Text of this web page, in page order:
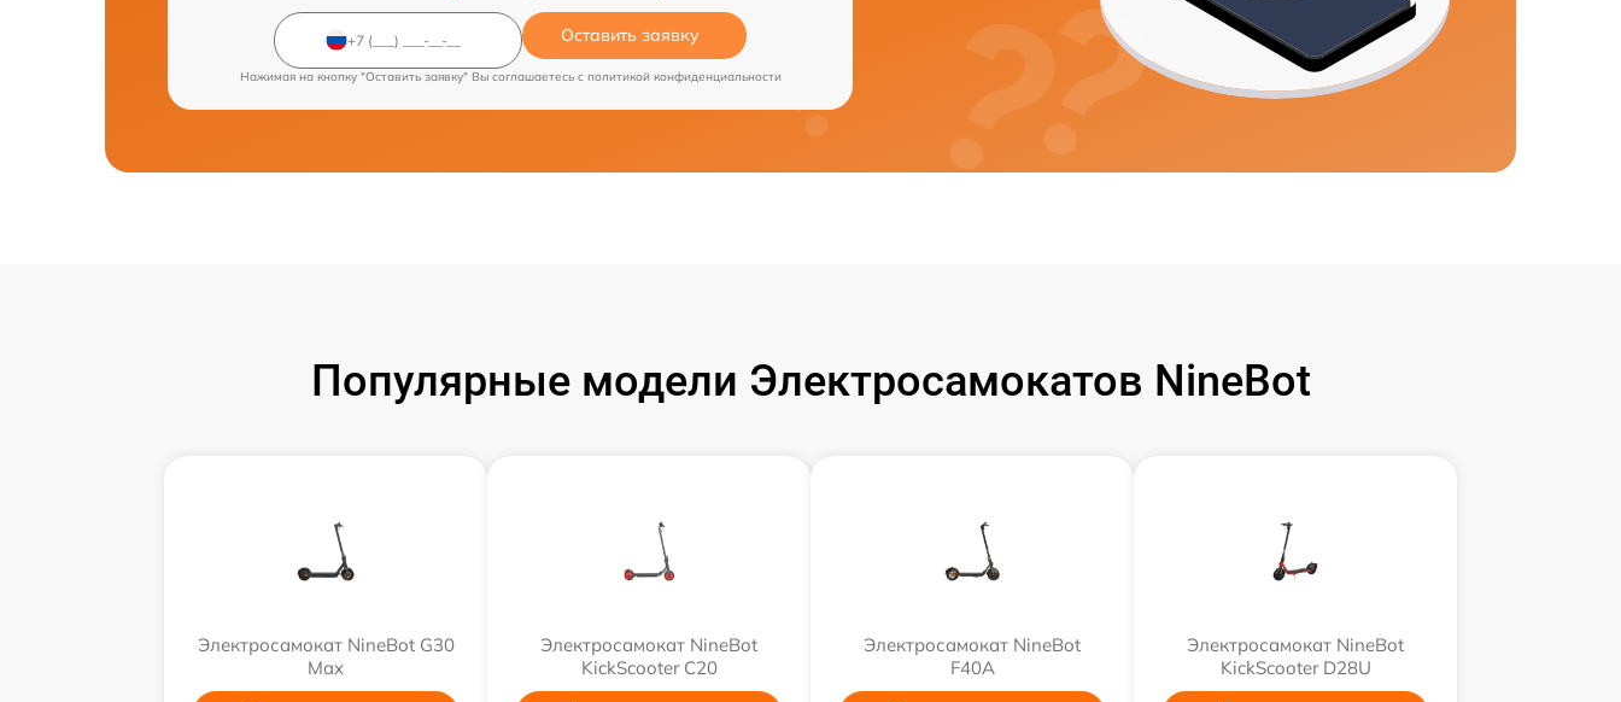
Оставить заявку
Нажимая на кнопку "Оставить заявку" Вы соглашаетесь c политикой конфиденциальности
Популярные модели Электросамокатов NineBot
Электросамокат NineBot G30
Max
Электросамокат NineBot
KickScooter C20
Электросамокат NineBot
F40A
Электросамокат NineBot
KickScooter D28U